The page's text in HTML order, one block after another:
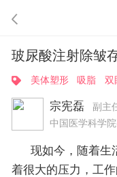
玻尿酸注射除皱
美体塑形 吸脂 双
宗宪磊 副主
中国医学科学
现如今，随着生
着很大的压力，工